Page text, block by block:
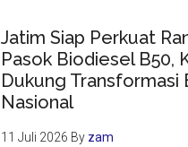
Jatim Siap Perkuat
Pasok Biodiesel B50,
Dukung Transformasi
Nasional
11 Juli 2026 By zam